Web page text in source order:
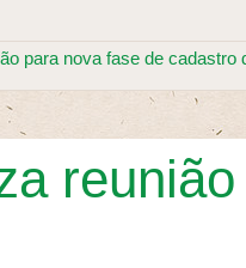
para nova fase de cadastro